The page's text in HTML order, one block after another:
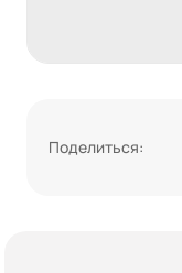
Поделиться: